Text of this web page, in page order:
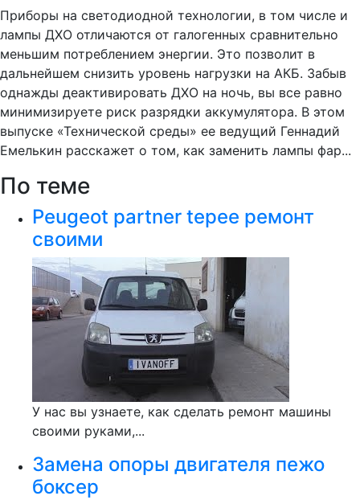
Приборы на светодиодной технологии, в том числе и
лампы ДХО отличаются от галогенных сравнительно
меньшим потреблением энергии. Это позволит в
дальнейшем снизить уровень нагрузки на АКБ. Забыв
однажды деактивировать ДХО на ночь, вы все равно
минимизируете риск разрядки аккумулятора. В этом
выпуске «Технической среды» ее ведущий Геннадий
Емелькин расскажет о том, как заменить лампы фар...
По теме
Peugeot partner tepee ремонт
своими
У нас вы узнаете, как сделать ремонт машины
своими руками,...
Замена опоры двигателя пежо
боксер